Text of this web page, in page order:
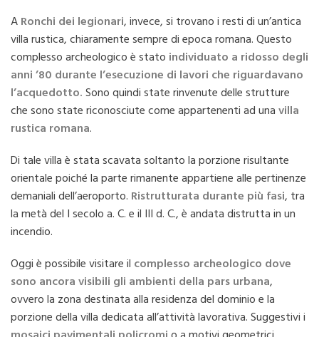
ARonchi dei legionari, invece, si trovano i resti di un’antica
villa rustica, chiaramente sempre di epoca romana. Questo
complesso archeologico è stato individuato a ridosso degli
anni ’80 durante l’esecuzione di lavori che riguardavano
l’acquedotto.Sono quindi state rinvenute delle strutture
che sono state riconosciute come appartenenti ad unavilla
rustica romana.
Di tale villa è stata scavata soltanto la porzione risultante
orientale poiché la parte rimanente appartiene alle pertinenze
demaniali dell’aeroporto. Ristrutturata durante più fasi, tra
la metà del I secolo a. C. e il III d. C., è andata distrutta in un
incendio.
Oggi è possibile visitare il complesso archeologico dove
sono ancora visibili gli ambienti della pars urbana,
ovvero la zona destinata alla residenza del dominio e la
porzione della villa dedicata all’attività lavorativa. Suggestivi i